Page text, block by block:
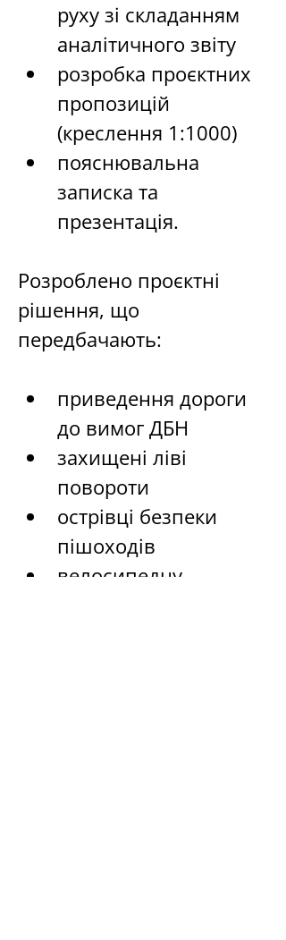
руху зі складанням
аналітичного звіту
розробка проєктних
пропозицій
(креслення 1:1000)
пояснювальна
записка та
презентація.
Розроблено проєктні
рішення, що
передбачають:
приведення дороги
до вимог ДБН
захищені ліві
повороти
острівці безпеки
пішоходів
велосипедну